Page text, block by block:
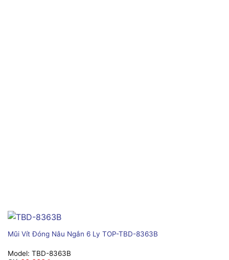
Mũi Vít Đóng Nâu Ngắn 6 Ly TOP-TBD-8363B
Model: TBD-8363B